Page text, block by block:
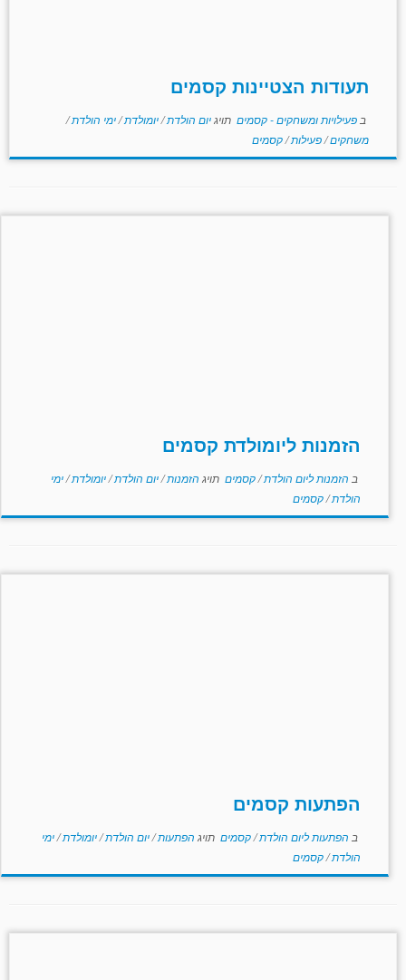
תעודות הצטיינות קסמים
ב פעילויות ומשחקים - קסמים תויגיום הולדת/יומולדת/ימי הולדת/
משחקים/פעילות/קסמים
הזמנות ליומולדת קסמים
ב הזמנות ליום הולדת/קסמים תויג הזמנות/יום הולדת/יומולדת/ימי
הולדת/קסמים
הפתעות קסמים
ב הפתעות ליום הולדת/קסמים תויג הפתעות/יום הולדת/יומולדת/ימי
הולדת/קסמים